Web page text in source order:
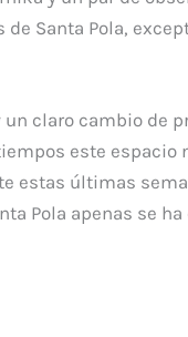
de Santa Pola,
un claro cambio de
este espacio
estas últimas
Pola apenas se